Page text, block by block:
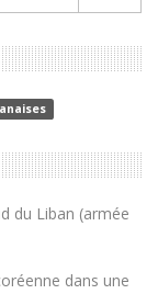
du Liban (armée
dans une